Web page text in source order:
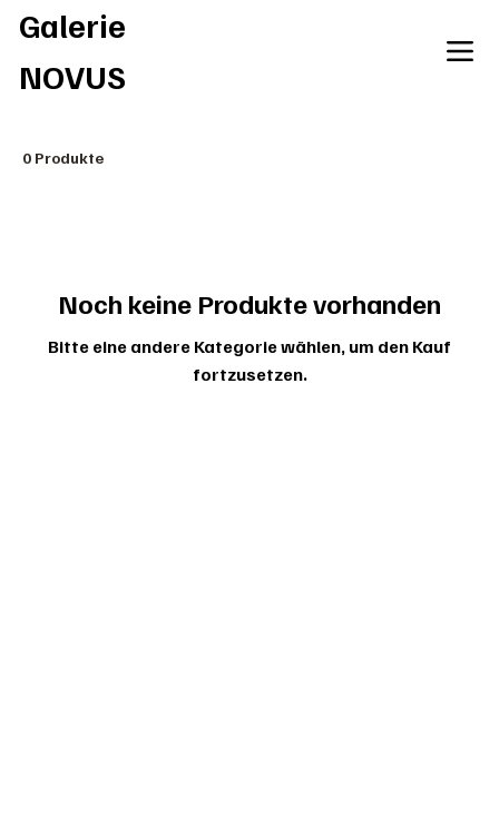
Galerie
NOVUS
0 Produkte
Noch keine Produkte vorhanden
Bitte eine andere Kategorie wählen, um den Kauf
fortzusetzen.